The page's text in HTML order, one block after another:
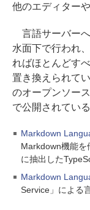
他のエディター
言語サーバーへ
水面下で行われ
ればほとんどす
置き換えられて
のオープンソー
で公開されている
Markdown
Markdown機能を
に抽出した
Markdown
Service」による